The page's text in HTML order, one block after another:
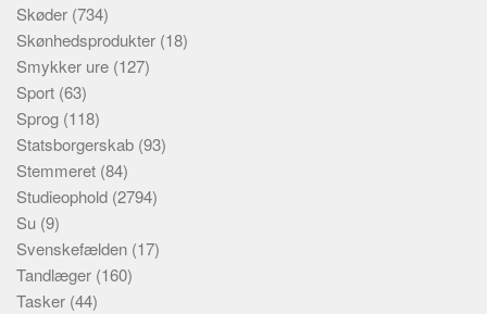
Skøder (734)
Skønhedsprodukter (18)
Smykker ure (127)
Sport (63)
Sprog (118)
Statsborgerskab (93)
Stemmeret (84)
Studieophold (2794)
Su (9)
Svenskefælden (17)
Tandlæger (160)
Tasker (44)